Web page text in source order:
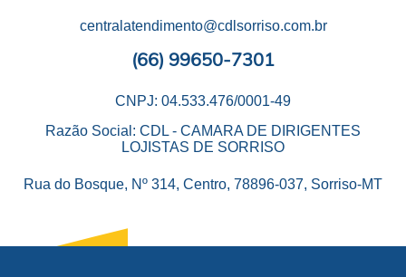
centralatendimento@cdlsorriso.com.br
(66) 99650-7301
CNPJ: 04.533.476/0001-49
Razão Social: CDL - CAMARA DE DIRIGENTES
LOJISTAS DE SORRISO
Rua do Bosque, Nº 314, Centro, 78896-037, Sorriso-MT